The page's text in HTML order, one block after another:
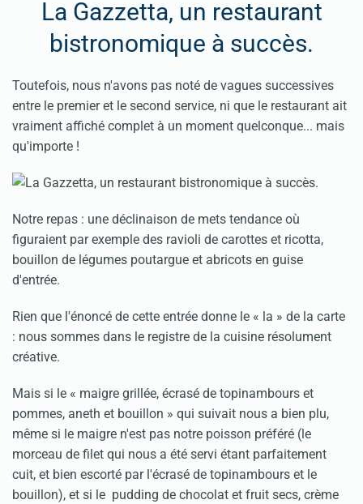
La Gazzetta, un restaurant
bistronomique à succès.
Toutefois, nous n'avons pas noté de vagues successives
entre le premier et le second service, ni que le restaurant ait
vraiment affiché complet à un moment quelconque... mais
qu'importe !
Notre repas : une déclinaison de mets tendance où
figuraient par exemple des ravioli de carottes et ricotta,
bouillon de légumes poutargue et abricots en guise
d'entrée.
Rien que l'énoncé de cette entrée donne le « la » de la carte
: nous sommes dans le registre de la cuisine résolument
créative.
Mais si le « maigre grillée, écrasé de topinambours et
pommes, aneth et bouillon » qui suivait nous a bien plu,
même si le maigre n'est pas notre poisson préféré (le
morceau de filet qui nous a été servi étant parfaitement
cuit, et bien escorté par l'écrasé de topinambours et le
bouillon), et si le pudding de chocolat et fruit secs, crème